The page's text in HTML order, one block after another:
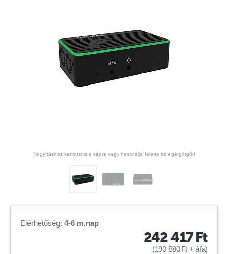
Nagyításhoz kattintson a képre vagy használja felette az egérgörgőt!
Elérhetőség: 4-6 m.nap
242 417Ft
(190 880Ft + áfa)